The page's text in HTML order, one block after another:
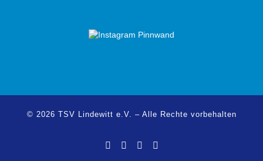
© 2026 TSV Lindewitt e.V. – Alle Rechte vorbehalten